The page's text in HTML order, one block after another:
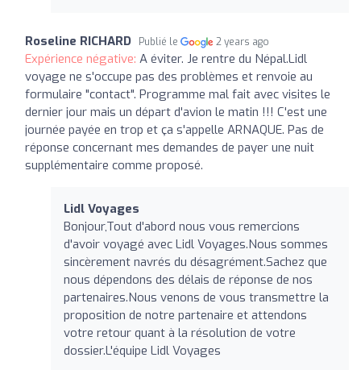
Roseline RICHARD Publié le 2 years ago
Expérience négative: A éviter. Je rentre du Népal.Lidl
voyage ne s'occupe pas des problèmes et renvoie au
formulaire "contact". Programme mal fait avec visites le
dernier jour mais un départ d'avion le matin !!! C'est une
journée payée en trop et ça s'appelle ARNAQUE. Pas de
réponse concernant mes demandes de payer une nuit
supplémentaire comme proposé.
Lidl Voyages
Bonjour,Tout d'abord nous vous remercions
d'avoir voyagé avec Lidl Voyages.Nous sommes
sincèrement navrés du désagrément.Sachez que
nous dépendons des délais de réponse de nos
partenaires.Nous venons de vous transmettre la
proposition de notre partenaire et attendons
votre retour quant à la résolution de votre
dossier.L'équipe Lidl Voyages